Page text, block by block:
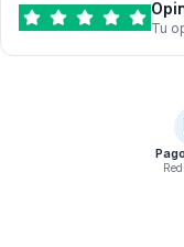
Tu